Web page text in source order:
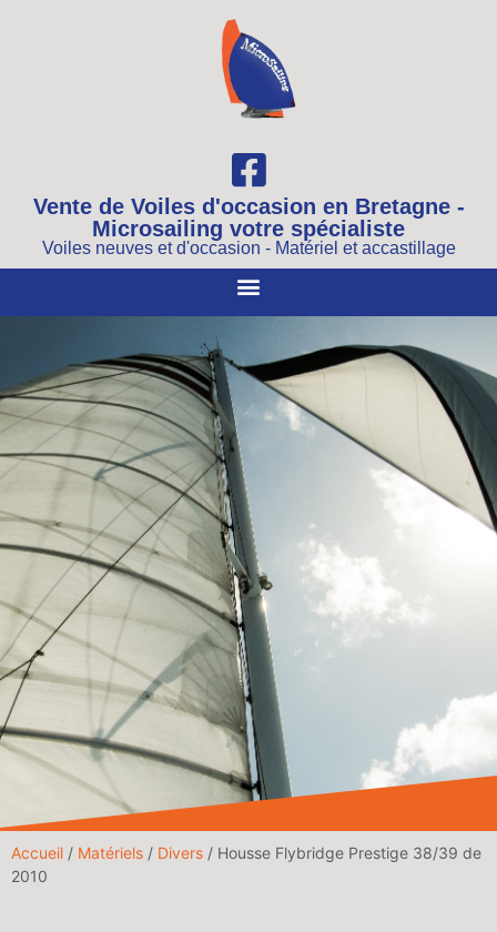
Vente de Voiles d'occasion en Bretagne -
Microsailing votre spécialiste
Voiles neuves et d'occasion - Matériel et accastillage
Accueil / Matériels / Divers / Housse Flybridge Prestige 38/39 de
2010